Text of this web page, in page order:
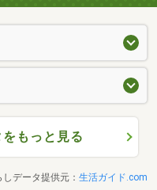
もっと見る
しデータ提供元： 生活ガイド.com